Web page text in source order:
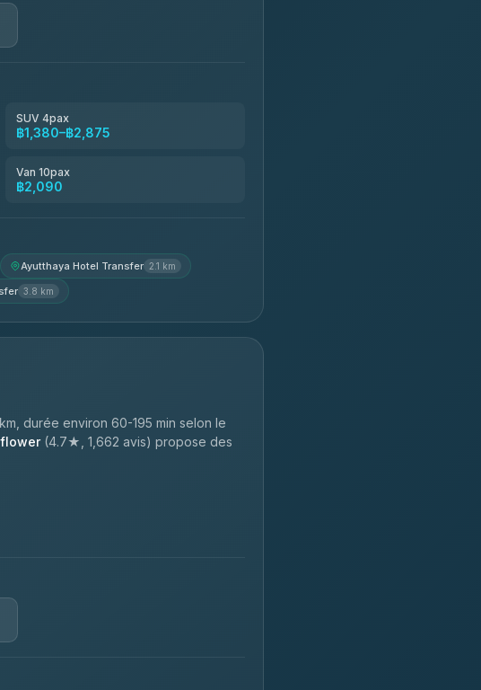
SUV 4pax
฿1,380–฿2,875
Van 10pax
฿2,090
Ayutthaya Hotel Transfer 2.1 km
3.8 km
durée environ 60-195 min selon le
(4.7★, 1,662 avis) propose des